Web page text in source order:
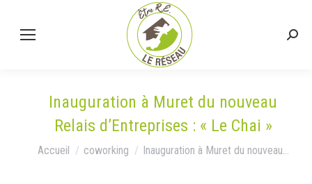
Inauguration à Muret du nouveau
Relais d’Entreprises : « Le Chai »
Vous êtes ici :
Accueil coworking Inauguration à Muret du nouveau…